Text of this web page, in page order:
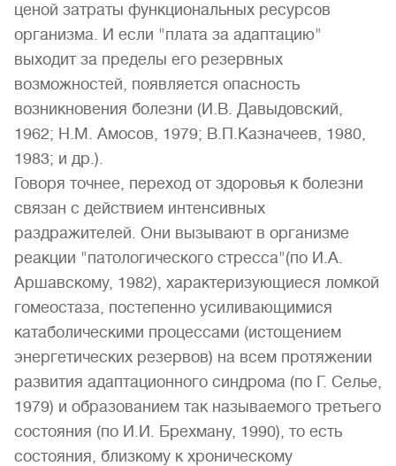
ценой затраты функциональных ресурсов
организма. И если "плата за адаптацию"
выходит за пределы его резервных
возможностей, появляется опасность
возникновения болезни (И.В. Давыдовский,
1962; Н.М. Амосов, 1979; В.П.Казначеев, 1980,
1983; и др.).
Говоря точнее, переход от здоровья к болезни
связан с действием интенсивных
раздражителей. Они вызывают в организме
реакции "патологического стресса"(по И.А.
Аршавскому, 1982), характеризующиеся ломкой
гомеостаза, постепенно усиливающимися
катаболическими процессами (истощением
энергетических резервов) на всем протяжении
развития адаптационного синдрома (по Г. Селье,
1979) и образованием так называемого третьего
состояния (по И.И. Брехману, 1990), то есть
состояния, близкому к хроническому